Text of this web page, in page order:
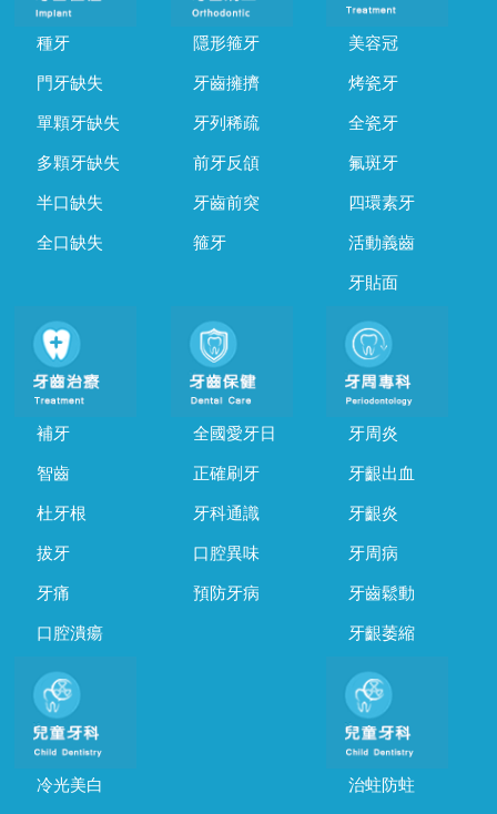
種牙
門牙缺失
單顆牙缺失
多顆牙缺失
半口缺失
全口缺失
隱形箍牙
牙齒擁擠
牙列稀疏
前牙反頜
牙齒前突
箍牙
美容冠
烤瓷牙
全瓷牙
氟斑牙
四環素牙
活動義齒
牙貼面
補牙
智齒
杜牙根
拔牙
牙痛
口腔潰瘍
全國愛牙日
正確刷牙
牙科通識
口腔異味
預防牙病
牙周炎
牙齦出血
牙齦炎
牙周病
牙齒鬆動
牙齦萎縮
冷光美白 治蛀防蛀